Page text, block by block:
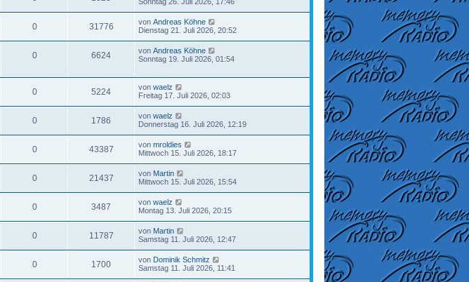
0 31776 von Andreas Köhne
Dienstag 21. Juli 2026, 20:52
0 6624 von Andreas Köhne
Sonntag 19. Juli 2026, 01:54
0 5224 von waelz
Freitag 17. Juli 2026, 02:03
0 1786 von waelz
Donnerstag 16. Juli 2026, 12:19
0 43387 von mroldies
Mittwoch 15. Juli 2026, 18:17
0 21437 von Martin
Mittwoch 15. Juli 2026, 15:54
0 3487 von waelz
Montag 13. Juli 2026, 20:15
0 11787 von Martin
Samstag 11. Juli 2026, 12:47
0 1700 von Dominik Schmitz
Samstag 11. Juli 2026, 11:41